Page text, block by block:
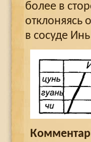
более в
отклоняясь
в сосуде